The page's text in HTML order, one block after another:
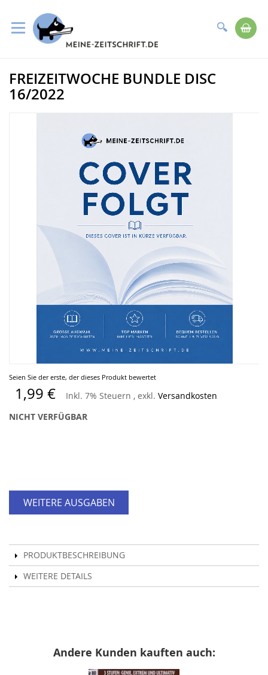
Suche
zum
Inhalt
Seien Sie der erste, der dieses Produkt bewertet
1,99 € Inkl. 7% Steuern , exkl. Versandkosten
NICHT VERFÜGBAR
WEITERE AUSGABEN
PRODUKTBESCHREIBUNG
WEITERE DETAILS
Zum
Ende
der
Bildergalerie
FREIZEITWOCHE BUNDLE DISC
16/2022
Zum
Anfang
der
Bildergalerie
springen
Andere Kunden kauften auch: